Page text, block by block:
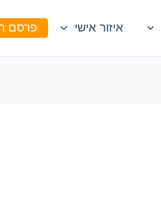
איזור אישי פרסם